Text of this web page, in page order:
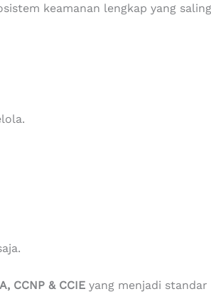
keamanan lengkap yang
CCNP & CCIE yang menjadi